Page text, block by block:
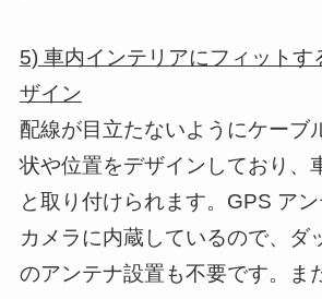
5) 車内インテリアにフィットす
ザイン
配線が目立たないようにケーブ
状や位置をデザインしており、
と取り付けられます。GPS ア
カメラに内蔵しているので、ダ
のアンテナ設置も不要です。ま